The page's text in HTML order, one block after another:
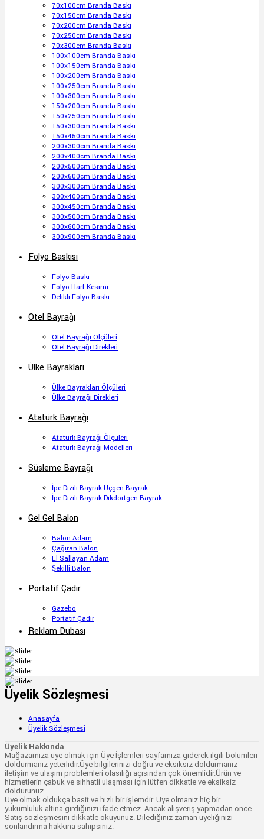
70x100cm Branda Baskı
70x150cm Branda Baskı
70x200cm Branda Baskı
70x250cm Branda Baskı
70x300cm Branda Baskı
100x100cm Branda Baskı
100x150cm Branda Baskı
100x200cm Branda Baskı
100x250cm Branda Baskı
100x300cm Branda Baskı
150x200cm Branda Baskı
150x250cm Branda Baskı
150x300cm Branda Baskı
150x450cm Branda Baskı
200x300cm Branda Baskı
200x400cm Branda Baskı
200x500cm Branda Baskı
200x600cm Branda Baskı
300x300cm Branda Baskı
300x400cm Branda Baskı
300x450cm Branda Baskı
300x500cm Branda Baskı
300x600cm Branda Baskı
300x900cm Branda Baskı
Folyo Baskısı
Folyo Baskı
Folyo Harf Kesimi
Delikli Folyo Baskı
Otel Bayrağı
Otel Bayrağı Ölçüleri
Otel Bayrağı Direkleri
Ülke Bayrakları
Ülke Bayrakları Ölçüleri
Ülke Bayrağı Direkleri
Atatürk Bayrağı
Atatürk Bayrağı Ölçüleri
Atatürk Bayrağı Modelleri
Süsleme Bayrağı
İpe Dizili Bayrak Üçgen Bayrak
İpe Dizili Bayrak Dikdörtgen Bayrak
Gel Gel Balon
Balon Adam
Çağıran Balon
El Sallayan Adam
Şekilli Balon
Portatif Çadır
Gazebo
Portatif Çadır
Reklam Dubası
Üyelik Sözleşmesi
Anasayfa
Üyelik Sözleşmesi
Üyelik Hakkında
Mağazamıza üye olmak için Üye İşlemleri sayfamıza giderek ilgili bölümleri
doldurmanız yeterlidir.Üye bilgilerinizi doğru ve eksiksiz doldurmanız
iletişim ve ulaşım problemleri olasılığı açısından çok önemlidir.Ürün ve
hizmetlerin çabuk ve sıhhatli ulaşması için lütfen dikkatle ve eksiksiz
doldurunuz.
Üye olmak oldukça basit ve hızlı bir işlemdir. Üye olmanız hiç bir
yükümlülük altına girdiğinizi ifade etmez. Ancak alışveriş yapmadan önce
Satış sözleşmesini dikkatle okuyunuz. Dilediğiniz zaman üyeliğinizi
sonlandırma hakkına sahipsiniz.